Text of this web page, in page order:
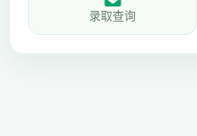
录取查询